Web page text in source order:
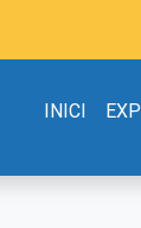
INICI